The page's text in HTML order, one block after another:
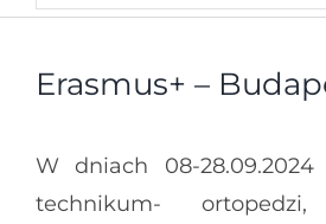
Erasmus+ –
W dniach 08-
technikum-